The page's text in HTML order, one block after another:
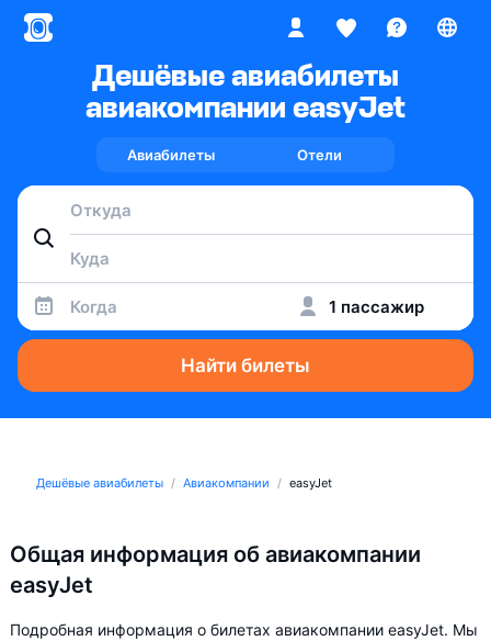
Дешёвые авиабилеты
авиакомпании easyJet
Авиабилеты Отели
Когда 1 пассажир
Найти билеты
Дешёвые авиабилеты Авиакомпании easyJet
Общая информация об авиакомпании
easyJet
Подробная информация о билетах авиакомпании easyJet. Мы